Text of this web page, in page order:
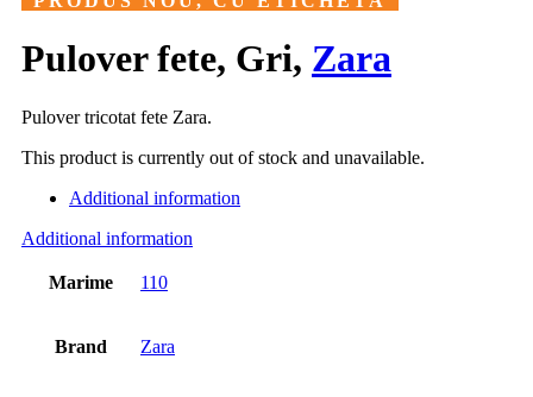
Pulover fete, Gri, Zara
Pulover tricotat fete Zara.
This product is currently out of stock and unavailable.
Additional information
Additional information
Marime 110
Brand Zara